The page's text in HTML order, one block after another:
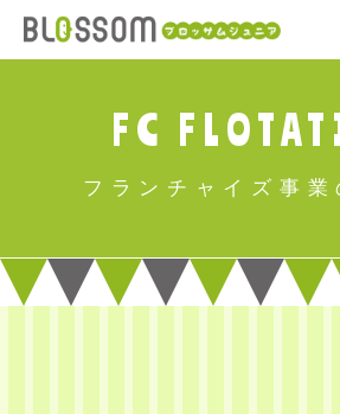
FC
フランチャイズ事業